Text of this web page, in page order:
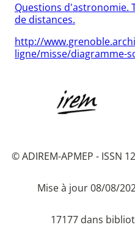
Questions d'astronomie.
de distances.
http://
ligne/misse/diagramme-
© ADIREM-APMEP - ISSN
Mise à jour 08/08/
17177 dans